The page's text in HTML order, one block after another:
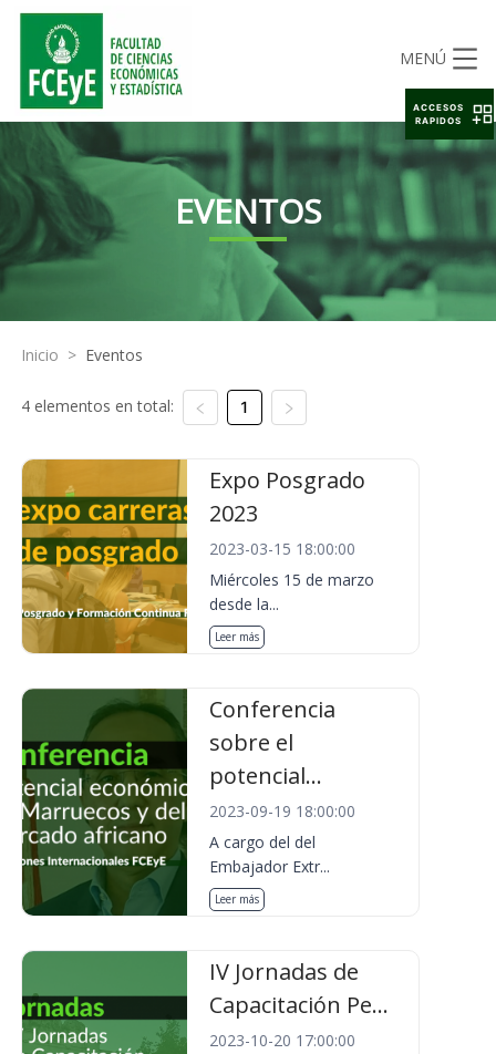
MENÚ
EVENTOS
Inicio > Eventos
4 elementos en total: 1
Expo Posgrado
2023
2023-03-15 18:00:00
Miércoles 15 de marzo
desde la...
Leer más
Conferencia
sobre el
potencial...
2023-09-19 18:00:00
A cargo del del
Embajador Extr...
Leer más
IV Jornadas de
Capacitación Pe...
2023-10-20 17:00:00
ACCESOS
RAPIDOS